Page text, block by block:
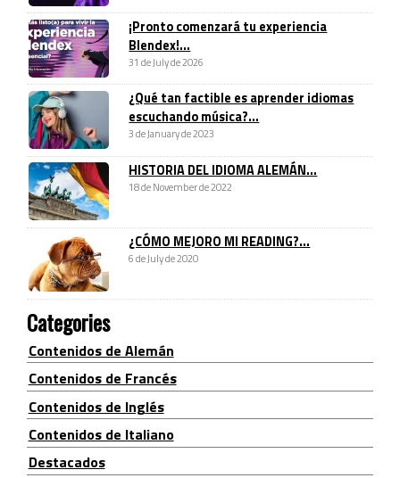
¡Pronto comenzará tu experiencia
Blendex!...
31 de July de 2026
¿Qué tan factible es aprender idiomas
escuchando música?...
3 de January de 2023
HISTORIA DEL IDIOMA ALEMÁN...
18 de November de 2022
¿CÓMO MEJORO MI READING?...
6 de July de 2020
Categories
Contenidos de Alemán
Contenidos de Francés
Contenidos de Inglés
Contenidos de Italiano
Destacados